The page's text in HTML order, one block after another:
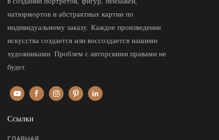
натюрмортов и абстрактных картин по
индивидуальному заказу. Каждое произведение
искусства создается или воссоздается нашими
художниками. Проблем с авторскими правами не
будет.
Ссылки